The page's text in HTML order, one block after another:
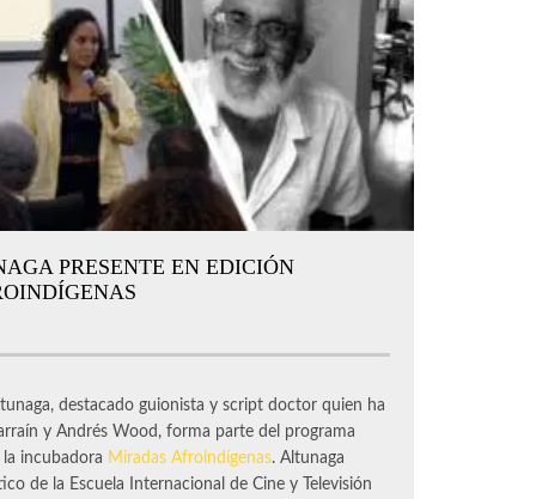
PRESENTE EN EDICIÓN
destacado guionista y script doctor quien ha
y Andrés Wood, forma parte del programa
incubadora Miradas Afroindígenas. Altunaga
de la Escuela Internacional de Cine y Televisión